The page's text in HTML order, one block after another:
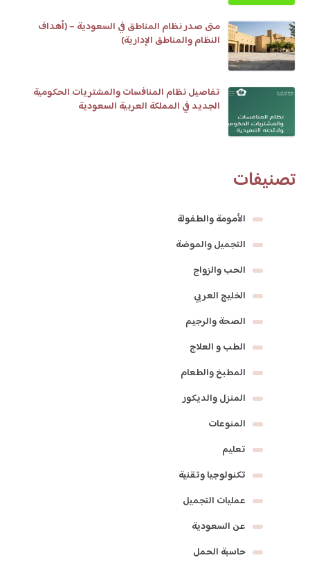
متى صدر نظام المناطق في السعودية – (أهداف
النظام والمناطق الإدارية)
تفاصيل نظام المنافسات والمشتريات الحكومية
الجديد في المملكة العربية السعودية
تصنيفات
الأمومة والطفولة
التجميل والموضة
الحب والزواج
الخليج العربي
الصحة والرجيم
الطب و العلاج
المطبخ والطعام
المنزل والديكور
المنوعات
تعليم
تكنولوجيا وتقنية
عمليات التجميل
عن السعودية
حاسبة الحمل